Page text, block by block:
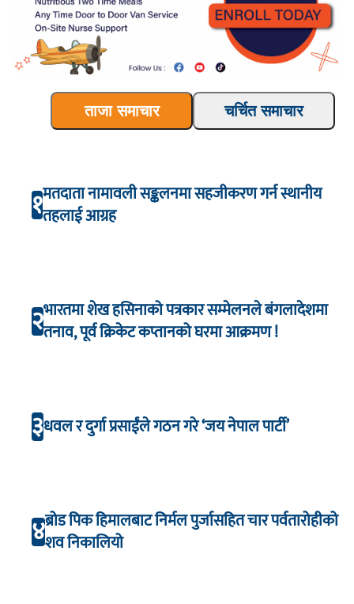
ताजा समाचार चर्चित समाचार
१मतदाता नामावली सङ्कलनमा सहजीकरण गर्न स्थानीय
तहलाई आग्रह
२भारतमा शेख हसिनाको पत्रकार सम्मेलनले बंगलादेशमा
तनाव, पूर्व क्रिकेट कप्तानको घरमा आक्रमण !
३धवल र दुर्गा प्रसाईंले गठन गरे ‘जय नेपाल पार्टी’
४ब्रोड पिक हिमालबाट निर्मल पुर्जासहित चार पर्वतारोहीको
शव निकालियो